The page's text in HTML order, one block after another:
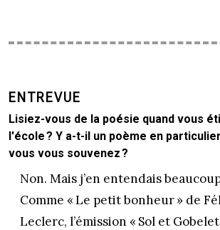
ENTREVUE
Lisiez-vous de la poésie quand vous
l'école ? Y a-t-il un poème en
vous vous souvenez ?
Non. Mais j’en entendais
Comme « Le petit bonheur » de
Leclerc, l’émission « Sol et